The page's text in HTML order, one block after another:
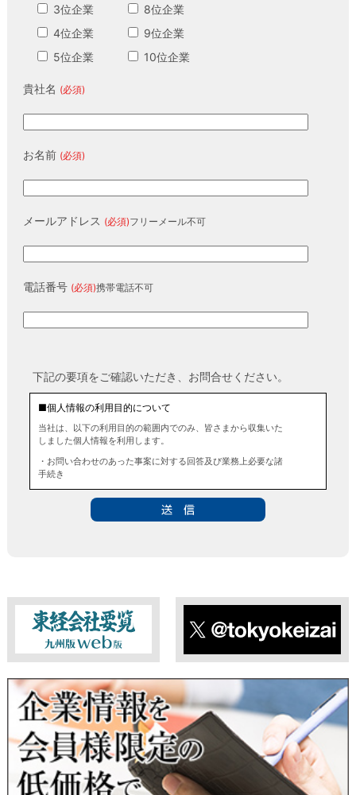
3位企業
4位企業
5位企業
8位企業
9位企業
10位企業
貴社名 (必須)
お名前 (必須)
メールアドレス (必須)フリーメール不可
電話番号 (必須)携帯電話不可
下記の要項をご確認いただき、お問合せください。
■個人情報の利用目的について
当社は、以下の利用目的の範囲内でのみ、皆さまから収集いた
しました個人情報を利用します。
・お問い合わせのあった事案に対する回答及び業務上必要な諸
手続き
■個人情報の第三者提供について
■ 個人情報提供の任意性及び留意点
個人情報のご提供は任意ですが、必要な個人情報をご提供いた
だけなかった場合は、上記利用目的を達成できない場合があり
ますのでご了承ください。
当社は、本人が自己の個人情報について、通知・開示・訂正・
追加・削除・利用停止・提供停止の希望がございましたら、本
人または代理人の請求応じて、個人データの通知・開示・訂
正・追加・削除・利用停止・提供停止の請求に応じます。
受付方法は、本人確認資料（運転免許証、パスポート何れかの
コピー）、「個人情報取扱申請書」「委任状」（代理人による
申請の場合のみ必要となります）を当社宛にお送り下さい。
東経会社要覧web版 X